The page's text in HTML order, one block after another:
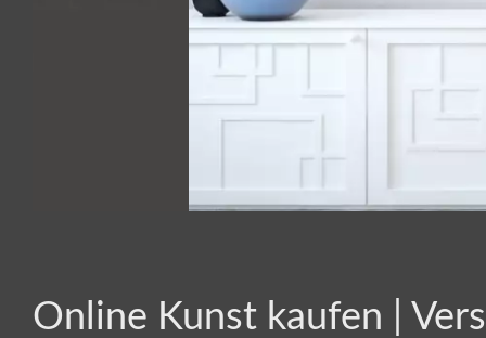
Online Kunst kaufen |